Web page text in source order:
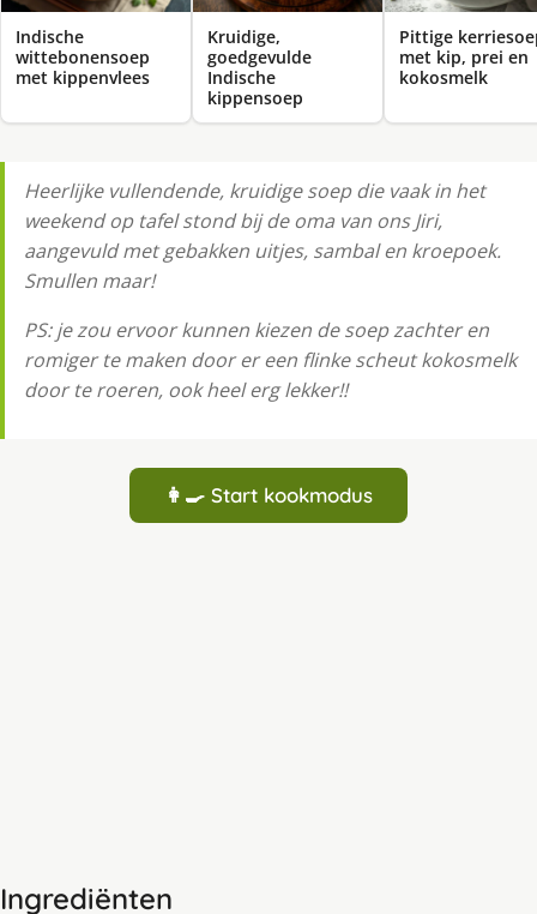
Indische
wittebonensoep
met kippenvlees
Kruidige,
goedgevulde
Indische
kippensoep
Pittige
met kip, prei en
kokosmelk
Heerlijke vullendende, kruidige soep die vaak in het
weekend op tafel stond bij de oma van ons Jiri,
aangevuld met gebakken uitjes, sambal en kroepoek.
Smullen maar!
PS: je zou ervoor kunnen kiezen de soep zachter en
romiger te maken door er een flinke scheut kokosmelk
door te roeren, ook heel erg lekker!!
👩‍🍳 Start kookmodus
Ingrediënten